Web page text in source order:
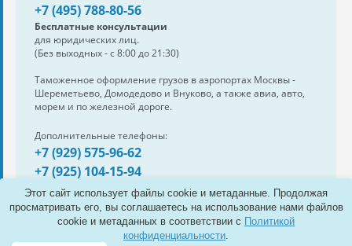
Этот сайт использует файлы cookie и метаданные. Продолжая
просматривать его, вы соглашаетесь на использование нами файлов
cookie и метаданных в соответствии с Политикой
конфиденциальности.
+7 (495) 788-80-56
Бесплатные консультации
для юридических лиц.
(Без выходных - с 8:00 до 21:30)
Таможенное оформление грузов в аэропортах Москвы -
Шереметьево, Домодедово и Внуково, а также авиа, авто,
морем и по железной дороге.
Дополнительные телефоны:
+7 (929) 575-96-62
+7 (925) 104-15-94
Также нам можно написать:
e-mail:info@s-standard.ru
Полная версия сайта